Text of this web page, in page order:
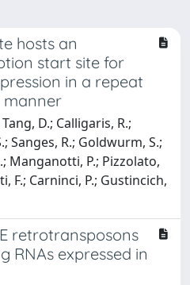
hosts an
start site for
in a repeat
manner
D.; Calligaris, R.;
Sanges, R.; Goldwurm, S.;
Manganotti, P.; Pizzolato,
F.; Carninci, P.; Gustincich,
retrotransposons
RNAs expressed in